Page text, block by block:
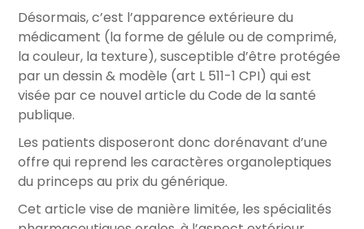
Désormais, c’est l’apparence extérieure du
médicament (la forme de gélule ou de comprimé,
la couleur, la texture), susceptible d’être protégée
par un dessin & modèle (art L 511-1 CPI) qui est
visée par ce nouvel article du Code de la santé
publique.
Les patients disposeront donc dorénavant d’une
offre qui reprend les caractères organoleptiques
du princeps au prix du générique.
Cet article vise de manière limitée, les spécialités